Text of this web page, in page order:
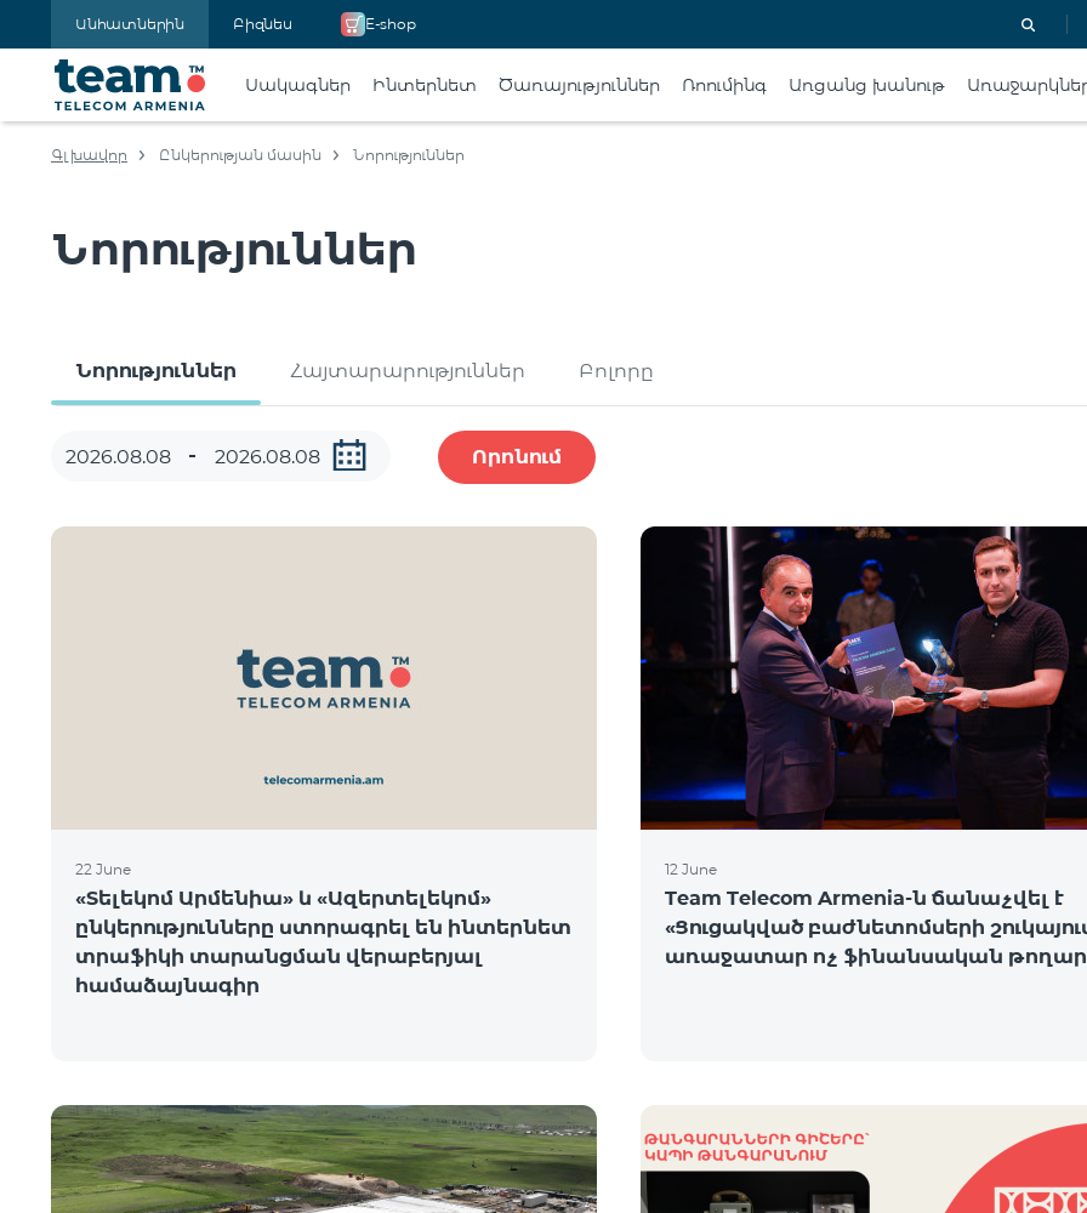
Անհատներին Բիզնես E-shop
Սակագներ Ինտերնետ Ծառայություններ Ռոումինգ Առցանց խանութ
Գլխավոր Ընկերության մասին Նորություններ
Նորություններ
Նորություններ Հայտարարություններ Բոլորը
Որոնում
22 June
«Տելեկոմ Արմենիա» և «Ազերտելեկոմ»
ընկերությունները ստորագրել են ինտերնետ
տրաֆիկի տարանցման վերաբերյալ
համաձայնագիր
12 June
Team Telecom Armenia-ն ճանաչվել է
«Ցուցակված բաժնետոմսերի
առաջատար ոչ ֆինանսական